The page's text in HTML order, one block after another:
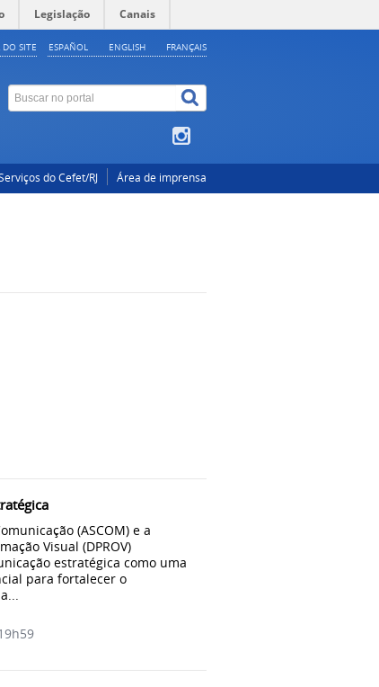
Legislação Canais
ESPAÑOL ENGLISH FRANÇAIS
DO SITE
do Cefet/RJ Área de imprensa
(ASCOM) e a
Visual (DPROV)
estratégica como uma
para fortalecer o